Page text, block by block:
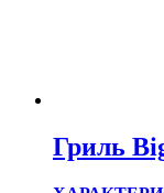
Гриль